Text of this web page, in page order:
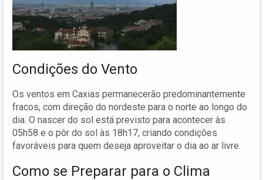
Condições do Vento
Os ventos em Caxias permanecerão predominantemente
fracos, com direção do nordeste para o norte ao longo do
dia. O nascer do sol está previsto para acontecer às
05h58 e o pôr do sol às 18h17, criando condições
favoráveis para quem deseja aproveitar o dia ao ar livre.
Como se Preparar para o Clima